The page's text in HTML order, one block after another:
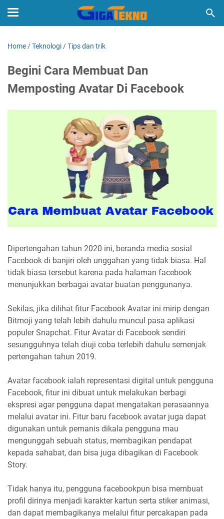
Home /Teknologi /Tips dan trik
Begini Cara Membuat Dan
Memposting Avatar Di Facebook
Dipertengahan tahun 2020 ini, beranda media sosial
Facebook di banjiri oleh unggahan yang tidak biasa. Hal
tidak biasa tersebut karena pada halaman facebook
menunjukkan berbagai avatar buatan penggunanya.
Sekilas, jika dilihat fitur Facebook Avatar ini mirip dengan
Bitmoji yang telah lebih dahulu muncul pasa aplikasi
populer Snapchat. Fitur Avatar di Facebook sendiri
sesungguhnya telah diuji coba terlebih dahulu semenjak
pertengahan tahun 2019.
Avatar facebook ialah representasi digital untuk pengguna
Facebook, fitur ini dibuat untuk melakukan berbagi
ekspresi agar pengguna dapat mengatakan perasaannya
melalui avatar ini. Fitur baru facebook avatar juga dapat
digunakan untuk pemanis dikala pengguna mau
mengunggah sebuah status, membagikan pendapat
kepada sahabat, dan bisa juga dibagikan di Facebook
Story.
Tidak hanya itu, pengguna facebookpun bisa membuat
profil dirinya menjadi karakter kartun serta stiker animasi,
dan dapat membagikanya melalui fitur percakapan pada